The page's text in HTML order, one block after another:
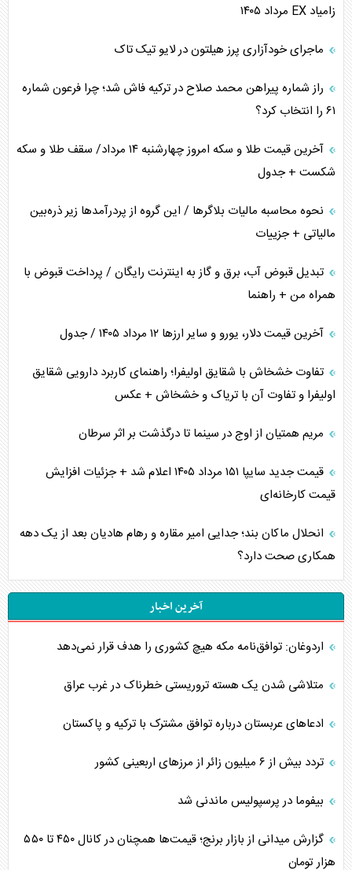
پیام، ظرفیت بالفعل‌نشده تجارت ایران
همسویی عربستان با سنتکام علیه متحدان ایران
ترامپ و توهم خلع سلاح حماس
زامیاد EX مرداد ۱۴۰۵
ماجرای خودآزاری پرز هیلتون در لایو تیک تاک
راز شماره پیراهن محمد صلاح در ترکیه فاش شد؛ چرا فرعون شماره
۶۱ را انتخاب کرد؟
آخرین قیمت طلا و سکه امروز چهارشنبه ۱۴ مرداد/ سقف طلا و سکه
شکست + جدول
نحوه محاسبه مالیات بلاگر‌ها / این گروه از پردرآمد‌ها زیر ذره‌بین
مالیاتی + جزییات
تبدیل قبوض آب، برق و گاز به اینترنت رایگان / پرداخت قبوض با
همراه من + راهنما
آخرین قیمت دلار، یورو و سایر ارز‌ها ۱۲ مرداد ۱۴۰۵ / جدول
تفاوت خشخاش با شقایق اولیفرا؛ راهنمای کاربرد دارویی شقایق
اولیفرا و تفاوت آن با تریاک و خشخاش + عکس
مریم همتیان از اوج در سینما تا درگذشت بر اثر سرطان
قیمت جدید سایپا ۱۵۱ مرداد ۱۴۰۵ اعلام شد + جزئیات افزایش
قیمت کارخانه‌ای
انحلال ماکان بند؛ جدایی امیر مقاره و رهام هادیان بعد از یک دهه
همکاری صحت دارد؟
آخرین اخبار
اردوغان: توافق‌نامه مکه هیچ کشوری را هدف قرار نمی‌دهد
متلاشی شدن یک هسته تروریستی خطرناک در غرب عراق
ادعاهای عربستان درباره توافق مشترک با ترکیه و پاکستان
تردد بیش از ۶ میلیون زائر از مرزهای اربعینی کشور
بیفوما در پرسپولیس ماندنی شد
گزارش میدانی از بازار برنج؛ قیمت‌ها همچنان در کانال ۴۵۰ تا ۵۵۰
هزار تومان